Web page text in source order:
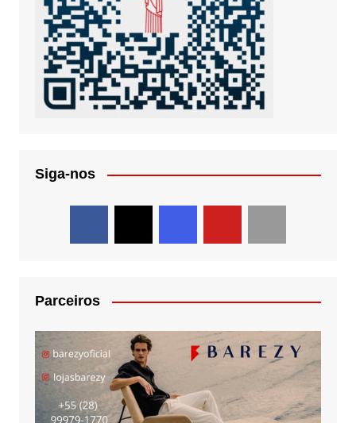
Siga-nos
Parceiros